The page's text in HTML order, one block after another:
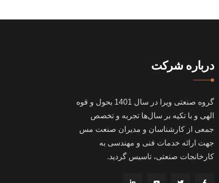
درباره شرکت
گروه صنعتی ویرا در سال
بحول و قوه
الهی و با تکیه بر سال‌ها تجربه و تخصص
جمعی از کارشناسان و مدیران صنعت مس
جهت ارائه خدمات فنی و مهندسی به
کارخانجات صنعتی، تاسیس گردید.